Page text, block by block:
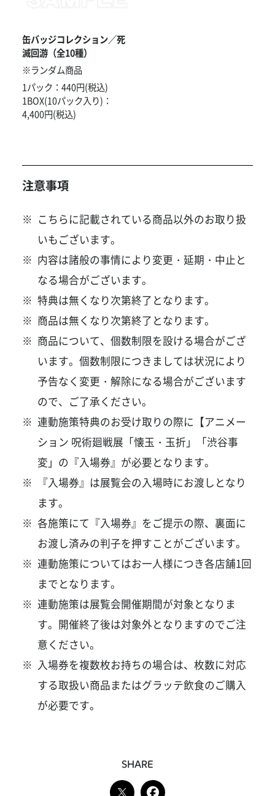
缶バッジコレクション／死
滅回游（全10種）
※ランダム商品
1パック：440円(税込)
1BOX(10パック入り)：
4,400円(税込)
注意事項
こちらに記載されている商品以外のお取り扱
いもございます。
内容は諸般の事情により変更・延期・中止と
なる場合がございます。
特典は無くなり次第終了となります。
商品は無くなり次第終了となります。
商品について、個数制限を設ける場合がござ
います。個数制限につきましては状況により
予告なく変更・解除になる場合がございます
ので、ご了承ください。
連動施策特典のお受け取りの際に【アニメー
ション 呪術廻戦展「懐玉・玉折」「渋谷事
変」の『入場券』が必要となります。
『入場券』は展覧会の入場時にお渡しとなり
ます。
各施策にて『入場券』をご提示の際、裏面に
お渡し済みの判子を押すことがございます。
連動施策についてはお一人様につき各店舗1回
までとなります。
連動施策は展覧会開催期間が対象となりま
す。開催終了後は対象外となりますのでご注
意ください。
入場券を複数枚お持ちの場合は、枚数に対応
する取扱い商品またはグラッテ飲食のご購入
が必要です。
SHARE